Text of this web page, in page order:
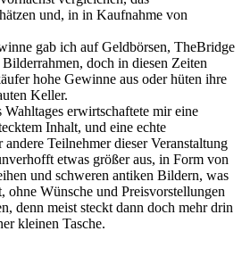
und, in in Kaufnahme von
gab ich auf Geldbörsen, TheBridge
doch in diesen Zeiten
hohe Gewinne aus oder hüten ihre
Keller.
erwirtschaftete mir eine
Inhalt, und eine echte
Teilnehmer dieser Veranstaltung
etwas größer aus, in Form von
und schweren antiken Bildern, was
ohne Wünsche und Preisvorstellungen
denn meist steckt dann doch mehr drin
kleinen Tasche.